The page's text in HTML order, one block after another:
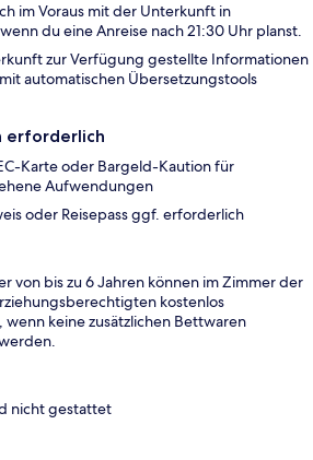
im Voraus mit der Unterkunft in
du eine Anreise nach 21:30 Uhr planst.
zur Verfügung gestellte Informationen
automatischen Übersetzungstools
erforderlich
Karte oder Bargeld-Kaution für
Aufwendungen
oder Reisepass ggf. erforderlich
von bis zu 6 Jahren können im Zimmer der
kostenlos
wenn keine zusätzlichen Bettwaren
nicht gestattet